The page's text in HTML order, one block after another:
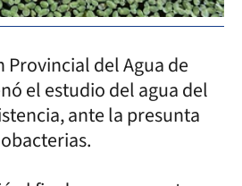
Provincial del Agua de
el estudio del agua del
ante la presunta